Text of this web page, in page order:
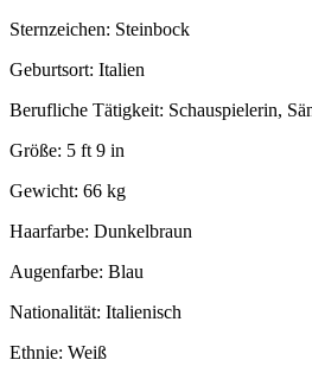
Sternzeichen: Steinbock
Geburtsort: Italien
Berufliche Tätigkeit: Schauspielerin,
Größe: 5 ft 9 in
Gewicht: 66 kg
Haarfarbe: Dunkelbraun
Augenfarbe: Blau
Nationalität: Italienisch
Ethnie: Weiß